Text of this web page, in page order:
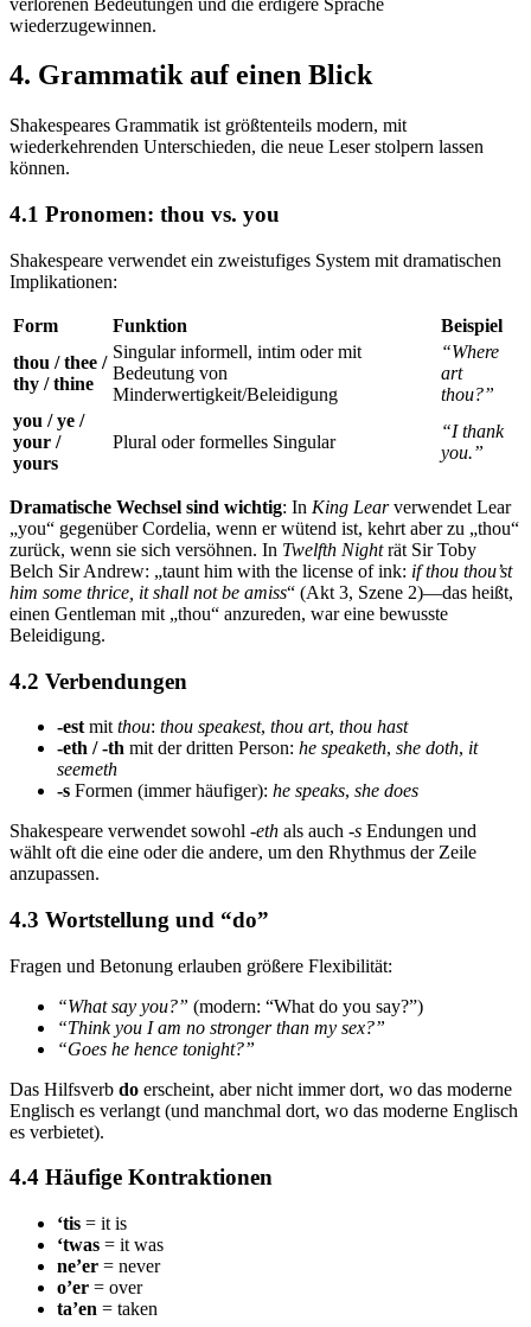
wiederzugewinnen.
4. Grammatik auf einen Blick
Shakespeares Grammatik ist größtenteils modern, mit
wiederkehrenden Unterschieden, die neue Leser stolpern lassen
können.
4.1 Pronomen: thou vs. you
Shakespeare verwendet ein zweistufiges System mit dramatischen
Implikationen:
Form Funktion
Beispiel
thou / thee /
thy / thine
Singular informell, intim oder mit
Bedeutung von
Minderwertigkeit/Beleidigung
“Where
art
thou?”
you / ye /
your /
yours
Plural oder formelles Singular
“I thank
you.”
Dramatische Wechsel sind wichtig: In King Learverwendet Lear
„you“ gegenüber Cordelia, wenn er wütend ist, kehrt aber zu „thou“
zurück, wenn sie sich versöhnen. In Twelfth Nighträt Sir Toby
Belch Sir Andrew: „taunt him with the license of ink: if thou thou’st
him some thrice, it shall not be amiss“ (Akt 3, Szene 2)—das heißt,
einen Gentleman mit „thou“ anzureden, war eine bewusste
Beleidigung.
4.2 Verbendungen
-est mit thou: thou speakest, thou art, thou hast
-eth / -th mit der dritten Person: he speaketh, she doth, it
seemeth
-s Formen (immer häufiger): he speaks, she does
Shakespeare verwendet sowohl -eth als auch -s Endungen und
wählt oft die eine oder die andere, um den Rhythmus der Zeile
anzupassen.
4.3 Wortstellung und “do”
Fragen und Betonung erlauben größere Flexibilität:
“What say you?” (modern: “What do you say?”)
“Think you I am no stronger than my sex?”
“Goes he hence tonight?”
Das Hilfsverb do erscheint, aber nicht immer dort, wo das moderne
Englisch es verlangt (und manchmal dort, wo das moderne Englisch
es verbietet).
4.4 Häufige Kontraktionen
‘tis = it is
‘twas = it was
ne’er = never
o’er = over
ta’en = taken